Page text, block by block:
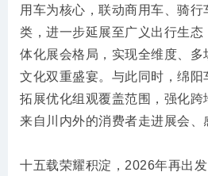
用车为核心，联动商用车、骑行
类，进一步延展至广义出行生
体化展会格局，实现全维度、
文化双重盛宴。与此同时，绵
拓展优化组观覆盖范围，强化跨
来自川内外的消费者走进展会、
十五载荣耀积淀，2026年再出